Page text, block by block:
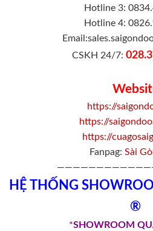
Hotline 3:
Hotline 4:
CSKH 24/7:
https://
https://
https://
Fanpag: Sài
HỆ THỐNG
®
*SHOWROOM